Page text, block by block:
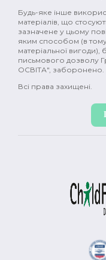
фемінізм (2)
гормони (2)
секс (2) міти (2)
менструація (2)
Рузвельт
Степан Бандера (1)
Будь-яке інше
матеріалів, що
зазначене у цьому
яким способом (в
матеріальної
письмового дозволу
ОСВІТА", заборонено.
Всі права захищені.